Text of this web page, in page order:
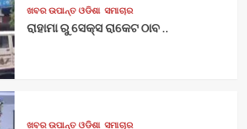
ଖବର ଉପାନ୍ତ ଓଡିଶା ସମାଚାର
ରାହାମା ରୁ ସେକ୍ସ ରାକେଟ ଠାବ ..
ଖବର ଉପାନ୍ତ ଓଡିଶା ସମାଚାର